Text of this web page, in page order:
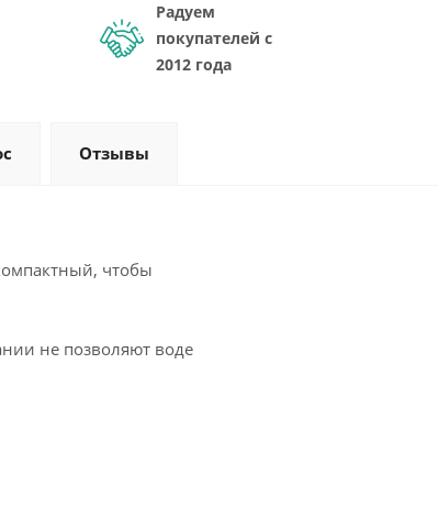
Радуем
покупателей с
2012 года
Отзывы
чтобы
не позволяют воде